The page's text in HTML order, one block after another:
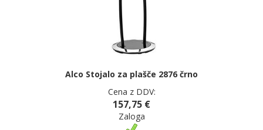
Alco Stojalo za plašče 2876 črno
Cena z DDV:
157,75 €
Zaloga